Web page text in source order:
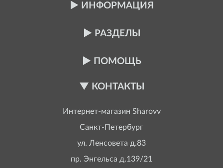
ИНФОРМАЦИЯ
РАЗДЕЛЫ
ПОМОЩЬ
КОНТАКТЫ
Интернет-магазин Sharovv
Санкт-Петербург
ул. Ленсовета д.83
пр. Энгельса д.139/21